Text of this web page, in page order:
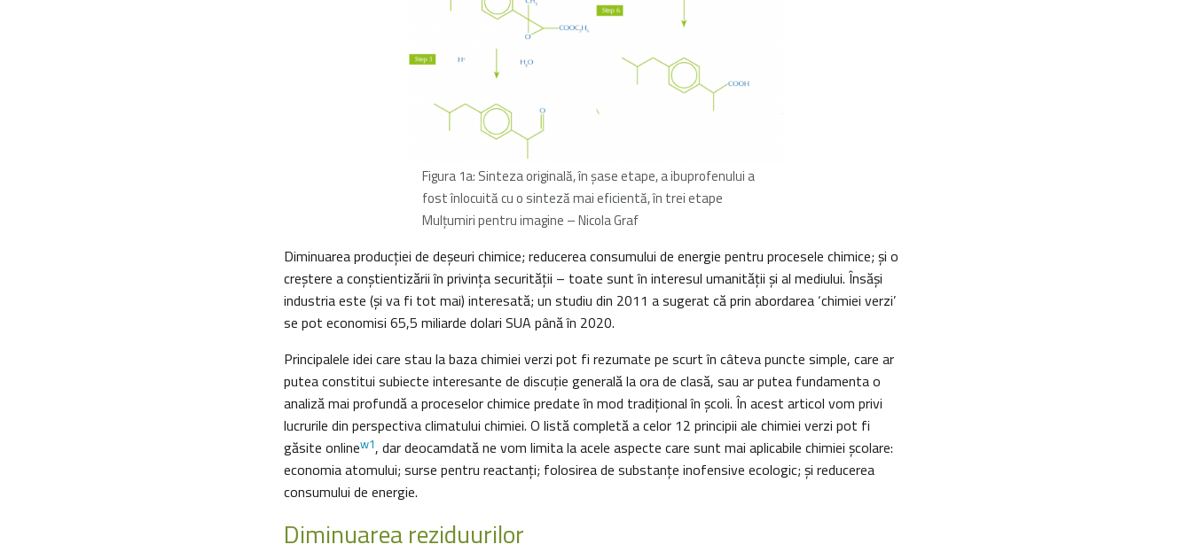
Figura 1a: Sinteza originală, în șase etape, a ibuprofenului a
fost înlocuită cu o sinteză mai eficientă, în trei etape
Mulţumiri pentru imagine – Nicola Graf
Diminuarea producţiei de deșeuri chimice; reducerea consumului de energie pentru procesele chimice; și o
creștere a conștientizării în privinţa securității – toate sunt în interesul umanității și al mediului. Însăşi
industria este (şi va fi tot mai) interesată; un studiu din 2011 a sugerat că prin abordarea ‘chimiei verzi’
se pot economisi 65,5 miliarde dolari SUA până în 2020.
Principalele idei care stau la baza chimiei verzi pot fi rezumate pe scurt în câteva puncte simple, care ar
putea constitui subiecte interesante de discuție generală la ora de clasă, sau ar putea fundamenta o
analiză mai profundă a proceselor chimice predate în mod tradițional în școli. În acest articol vom privi
lucrurile din perspectiva climatului chimiei. O listă completă a celor 12 principii ale chimiei verzi pot fi
găsite onlinew1, dar deocamdată ne vom limita la acele aspecte care sunt mai aplicabile chimiei școlare:
economia atomului; surse pentru reactanți; folosirea de substanţe inofensive ecologic; și reducerea
consumului de energie.
Diminuarea reziduurilor